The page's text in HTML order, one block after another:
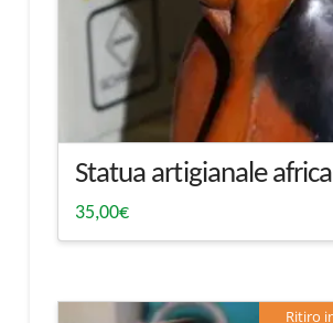
Statua artigianale
35,00€
Ritiro